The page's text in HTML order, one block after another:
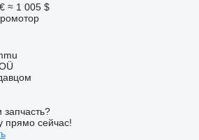
≈ 1 005 $
прямо сейчас!